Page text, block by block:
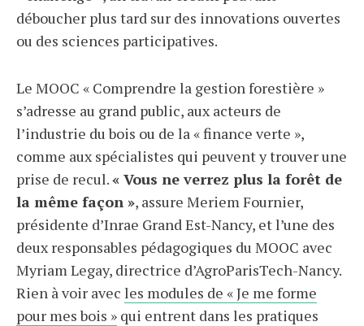
déboucher plus tard sur des innovations ouvertes
ou des sciences participatives.
Le MOOC « Comprendre la gestion forestière »
s’adresse au grand public, aux acteurs de
l’industrie du bois ou de la « finance verte »,
comme aux spécialistes qui peuvent y trouver une
prise de recul.« Vous ne verrez plus la forêt de
la même façon », assure Meriem Fournier,
présidente d’Inrae Grand Est-Nancy, et l’une des
deux responsables pédagogiques du MOOC avec
Myriam Legay, directrice d’AgroParisTech-Nancy.
Rien à voir avec les modules de « Je me forme
pour mes bois » qui entrent dans les pratiques